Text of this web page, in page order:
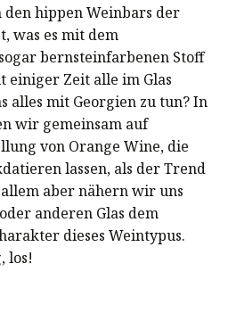
hippen Weinbars der
was es mit dem
bernsteinfarbenen Stoff
einiger Zeit alle im Glas
alles mit Georgien zu tun? In
wir gemeinsam auf
von Orange Wine, die
lassen, als der Trend
aber nähern wir uns
anderen Glas dem
dieses Weintypus.
los!